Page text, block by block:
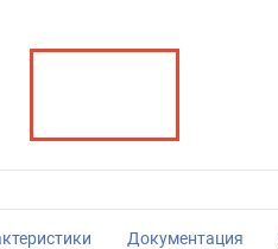
Документация